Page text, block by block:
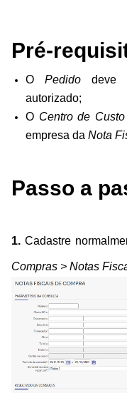
Pré-
O Pedido deve
autorizado;
O Centro de Custo
empresa da Nota
Passo a
1. Cadastre
Compras > Notas